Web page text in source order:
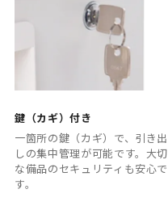
鍵（カギ）付き
一箇所の鍵（カギ）で、引き出
しの集中管理が可能です。大切
な備品のセキュリティも安心で
す。